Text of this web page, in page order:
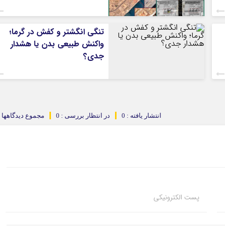
کهگلویه و بویر
لرستان
تنگی انگشتر و کفش در گرما؛
واکنش طبیعی بدن یا هشدار
جدی؟
مجموع دیدگاهها : در انتظار بررسی : 0 انتشار یافته : 0
پست الکترونیکی